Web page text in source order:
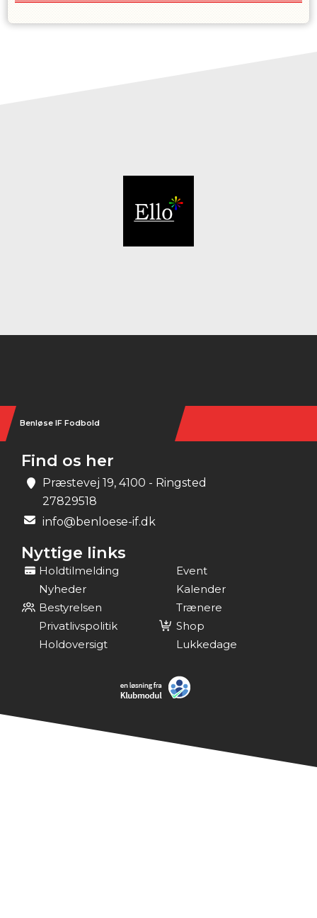
Benløse IF Fodbold
Find os her
Præstevej 19, 4100 - Ringsted
27829518
info@benloese-if.dk
Nyttige links
Holdtilmelding
Event
Nyheder
Kalender
Bestyrelsen
Trænere
Privatlivspolitik
Shop
Holdoversigt
Lukkedage